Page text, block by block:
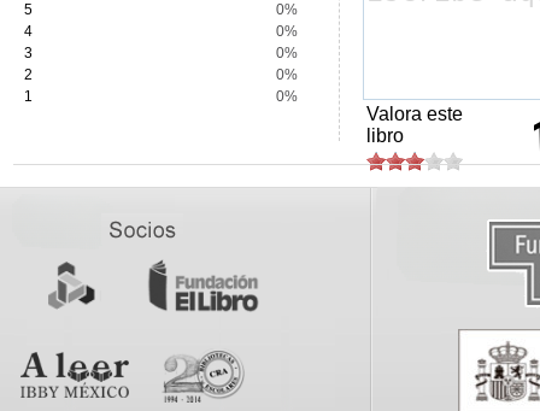
5
0%
4
0%
3
0%
2
0%
1
0%
Valora este
libro